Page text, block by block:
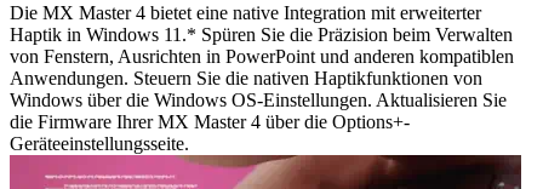
Die MX Master 4 bietet eine native Integration mit erweiterter
Haptik in Windows 11.* Spüren Sie die Präzision beim Verwalten
von Fenstern, Ausrichten in PowerPoint und anderen kompatiblen
Anwendungen. Steuern Sie die nativen Haptikfunktionen von
Windows über die Windows OS-Einstellungen. Aktualisieren Sie
die Firmware Ihrer MX Master 4 über die Options+-
Geräteeinstellungsseite.